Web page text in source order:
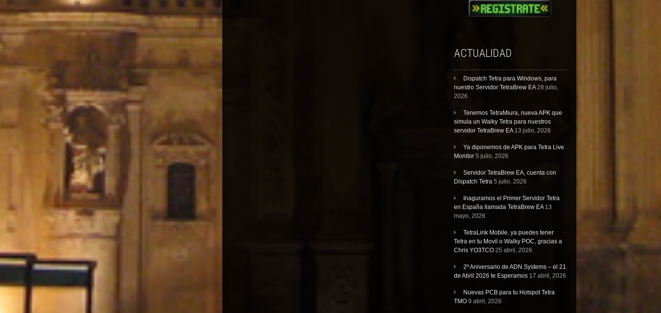
ACTUALIDAD
Dispatch Tetra para Windows, para
nuestro Servidor TetraBrew EA 28 julio,
2026
Tenemos TetraMiura, nueva APK que
simula un Walky Tetra para nuestros
servidor TetraBrew EA 13 julio, 2026
Ya diponemos de APK para Tetra Live
Monitor 5 julio, 2026
Servidor TetraBrew EA, cuenta con
Dispatch Tetra 5 julio, 2026
Inaguramos el Primer Servidor Tetra
en España llamada TetraBrew EA 13
mayo, 2026
TetraLink Mobile, ya puedes tener
Tetra en tu Movil o Walky POC, gracias a
Chris YO3TCO 25 abril, 2026
2º Aniversario de ADN Systems – el 21
de Abril 2026 te Esperamos 17 abril, 2026
Nuevas PCB para tu Hotspot Tetra
TMO 9 abril, 2026